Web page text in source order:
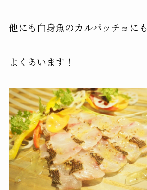
他にも白身魚のカルパッチョにも
よくあいます！